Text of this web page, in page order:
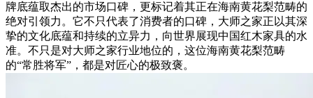
牌底蕴取杰出的市场口碑，更标记着其正在海南黄花梨范畴的
绝对引领力。它不只代表了消费者的口碑，大师之家正以其深
挚的文化底蕴和持续的立异力，向世界展现中国红木家具的水
准。不只是对大师之家行业地位的，这位海南黄花梨范畴
的“常胜将军”，都是对匠心的极致褒。